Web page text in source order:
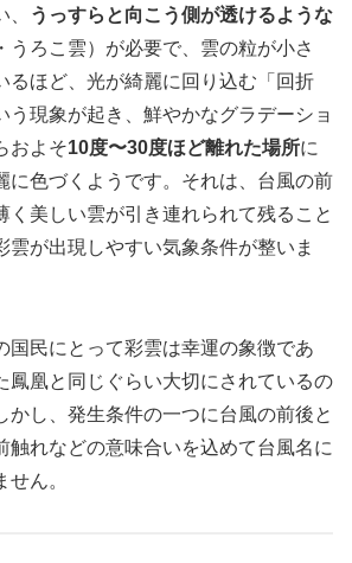
うっすらと向こう側が透けるような
うろこ雲）が必要で、雲の粒が小さ
るほど、光が綺麗に回り込む「回折
う現象が起き、鮮やかなグラデーショ
およそ10度〜30度ほど離れた場所に
に色づくようです。それは、台風の前
く美しい雲が引き連れられて残ること
雲が出現しやすい気象条件が整いま
国民にとって彩雲は幸運の象徴であ
鳳凰と同じぐらい大切にされているの
かし、発生条件の一つに台風の前後と
触れなどの意味合いを込めて台風名に
ん。